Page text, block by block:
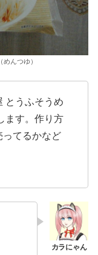
んつゆ）
とうふそうめ
ます。作り方
ってるかなど